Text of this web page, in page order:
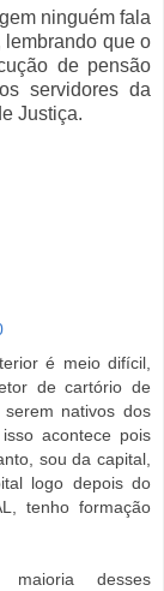
ninguém fala
lembrando que o
de pensão
servidores da
Justiça.
é meio difícil,
de cartório de
nativos dos
acontece pois
sou da capital,
logo depois do
tenho formação
desses